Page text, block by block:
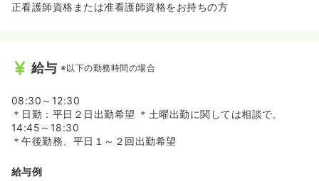
正看護師資格または准看護師資格をお持ちの方
給与 ※以下の勤務時間の場合
08:30～12:30
＊日勤：平日２日出勤希望 ＊土曜出勤に関しては相談で。
14:45～18:30
＊午後勤務、平日１～２回出勤希望
給与例